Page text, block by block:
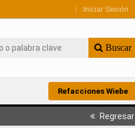
| Iniciar Sesión
Buscar
Refacciones Wiebe
Regresar